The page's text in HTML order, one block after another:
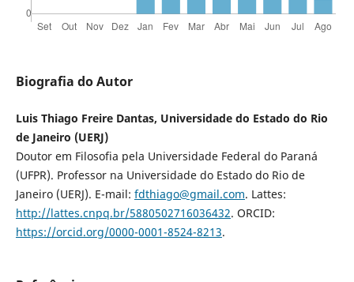
Biografia do Autor
Luis Thiago Freire Dantas, Universidade do Estado do Rio
de Janeiro (UERJ)
Doutor em Filosofia pela Universidade Federal do Paraná
(UFPR). Professor na Universidade do Estado do Rio de
Janeiro (UERJ). E-mail: fdthiago@gmail.com. Lattes:
http://lattes.cnpq.br/5880502716036432. ORCID:
https://orcid.org/0000-0001-8524-8213.